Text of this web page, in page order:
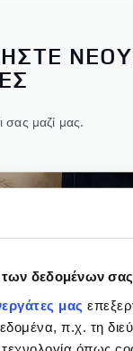
δεδομένων σας
μας
π.χ. τη
σας μαζί μας.